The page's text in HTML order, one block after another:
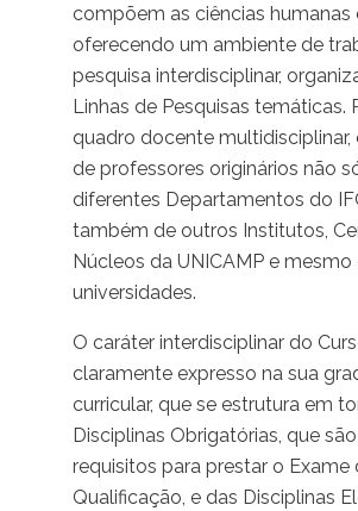
compõem as ciências humanas
oferecendo um ambiente de
pesquisa interdisciplinar,
Linhas de Pesquisas temáticas.
quadro docente
de professores originários não
diferentes Departamentos do
também de outros Institutos,
Núcleos da UNICAMP e
universidades.
O caráter interdisciplinar do
claramente expresso na sua
curricular, que se estrutura em
Disciplinas Obrigatórias, que
requisitos para prestar o Exame
Qualificação, e das Disciplinas